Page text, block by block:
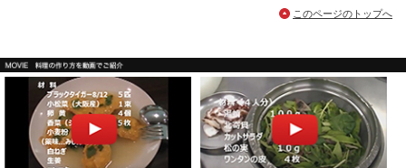
このページのトップへ